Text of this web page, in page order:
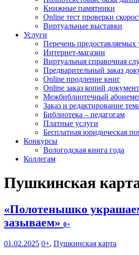
Книжные памятники
Online тест проверки
Виртуальные выставки
Услуги
Перечень предоставляемых
Интернет-магазин
Виртуальная справочная
Предварительный заказ
Online продление книг
Online заказ копий
Межбиблиотечный
Заказ и редактирование
Библиотека – педагогам
Платные услуги
Бесплатная юридическая
Конкурсы
Вологодская книга года
Коллегам
Пушкинская
«Полотенышко
зазываем» 0+
01.02.2025 0+, Пушкинская карта